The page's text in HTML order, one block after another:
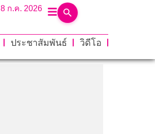
8 ก.ค. 2026
ประชาสัมพันธ์
วิดีโอ